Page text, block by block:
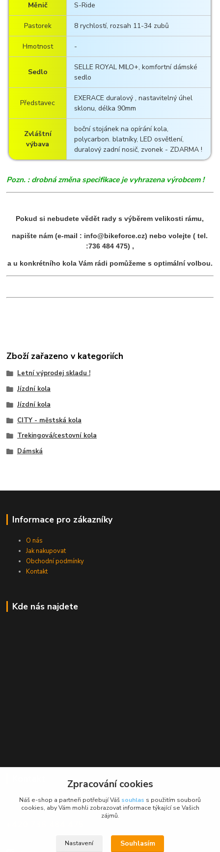
Měnič S-Ride
Pastorek 8 rychlostí, rozsah 11-34 zubů
Hmotnost -
Sedlo
SELLE ROYAL MILO+, komfortní dámské
sedlo
Představec
EXERACE duralový , nastavitelný úhel
sklonu, délka 90mm
Zvláštní
výbava
boční stojánek na opírání kola,
polycarbon. blatníky, LED osvětlení,
duralový zadní nosič, zvonek - ZDARMA !
Pozn. : drobná změna specifikace je vyhrazena výrobcem !
Pokud si nebudete vědět rady s výběrem velikosti rámu,
napište nám (e-mail : info@bikeforce.cz) nebo volejte ( tel.
:736 484 475) ,
a u konkrétního kola Vám rádi pomůžeme s optimální volbou.
Zboží zařazeno v kategoriích
Letní výprodej skladu !
Jízdní kola
Jízdní kola
CITY - městská kola
Trekingová/cestovní kola
Dámská
Informace pro zákazníky
O nás
Jak nakupovat
Obchodní podmínky
Kontakt
Kde nás najdete
BikeForce.cz
Zpracování cookies
Náš e-shop a partneři potřebují Váš souhlas s použitím souborů
cookies, aby Vám mohli zobrazovat informace týkající se Vašich
zájmů.
Nastavení Souhlasím